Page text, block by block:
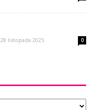
28 listopada 2025 0